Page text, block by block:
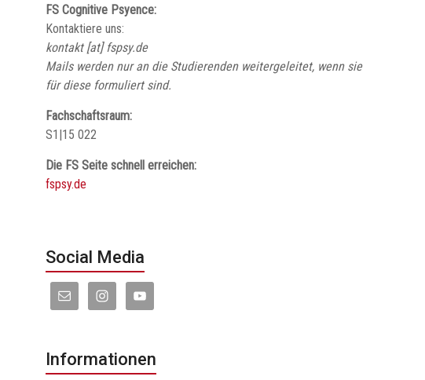
FS Cognitive Psyence:
Kontaktiere uns:
kontakt [at] fspsy.de
Mails werden nur an die Studierenden weitergeleitet, wenn sie
für diese formuliert sind.
Fachschaftsraum:
S1|15 022
Die FS Seite schnell erreichen:
fspsy.de
Social Media
Informationen